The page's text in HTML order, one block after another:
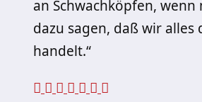
an Schwachköpfen,
dazu sagen, daß wir
handelt.“